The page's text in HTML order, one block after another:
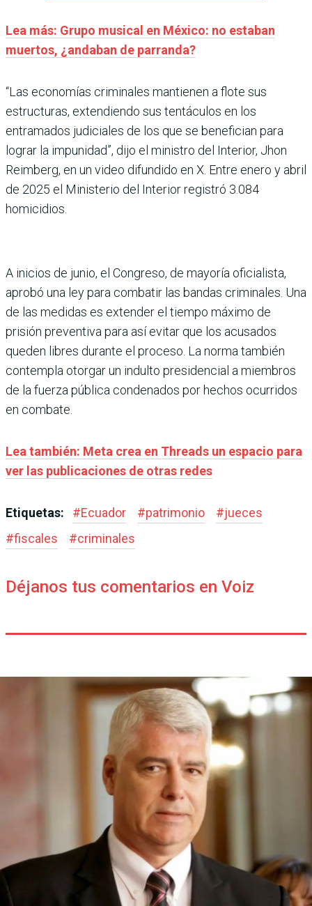
Lea más: Grupo musical en México: no estaban
muertos, ¿andaban de parranda?
“Las economías criminales mantienen a flote sus
estructuras, extendiendo sus tentáculos en los
entramados judiciales de los que se benefician para
lograr la impunidad”, dijo el ministro del Interior, Jhon
Reimberg, en un video difundido en X. Entre enero y abril
de 2025 el Ministerio del Interior registró 3.084
homicidios.
A inicios de junio, el Congreso, de mayoría oficialista,
aprobó una ley para combatir las bandas criminales. Una
de las medidas es extender el tiempo máximo de
prisión preventiva para así evitar que los acusados
queden libres durante el proceso. La norma también
contempla otorgar un indulto presidencial a miembros
de la fuerza pública condenados por hechos ocurridos
en combate.
Lea también: Meta crea en Threads un espacio para
ver las publicaciones de otras redes
Etiquetas: #Ecuador #patrimonio #jueces
#fiscales #criminales
Déjanos tus comentarios en Voiz